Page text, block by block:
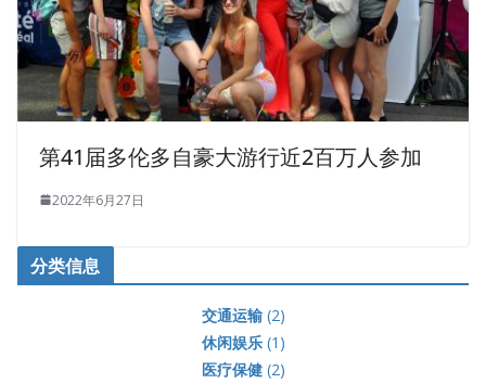
第41届多伦多自豪大游行近2百万人参加
2022年6月27日
分类信息
交通运输(2)
休闲娱乐(1)
医疗保健(2)